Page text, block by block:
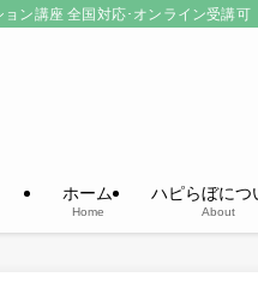
ン講座 全国対応･オンライン受講可
ホーム
Home
ハピらぼにつ
About